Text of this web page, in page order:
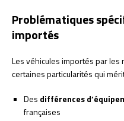
Problématiques
importés
Les véhicules importés par
certaines particularités qui
Des différences
françaises